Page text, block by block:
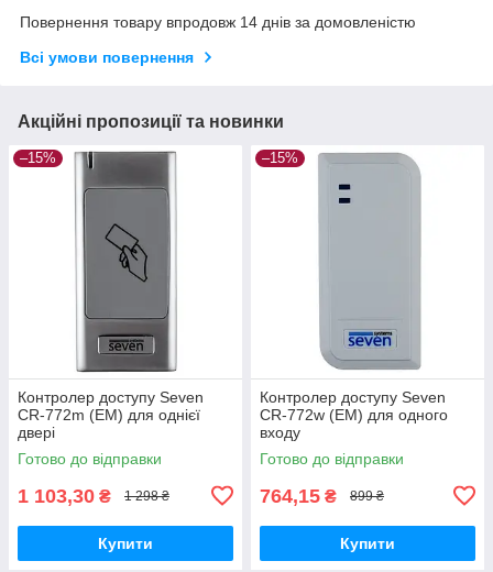
Повернення товару впродовж 14 днів за домовленістю
Всі умови повернення
Акційні пропозиції та новинки
–15%
Контролер доступу Seven
CR-772m (EM) для однієї
двері
Готово до відправки
1 103,30 ₴ 1 298 ₴
Купити
–15%
Контролер доступу Seven
CR-772w (EM) для одного
входу
Готово до відправки
764,15 ₴ 899 ₴
Купити